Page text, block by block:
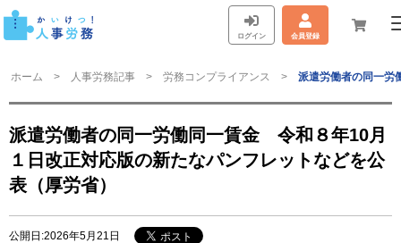
ログイン 会員登録
ホーム 人事労務記事 労務コンプライアンス 派遣労働者の同一労
派遣労働者の同一労働同一賃金 令和８年10月
１日改正対応版の新たなパンフレットなどを公
表（厚労省）
公開日:2026年5月21日